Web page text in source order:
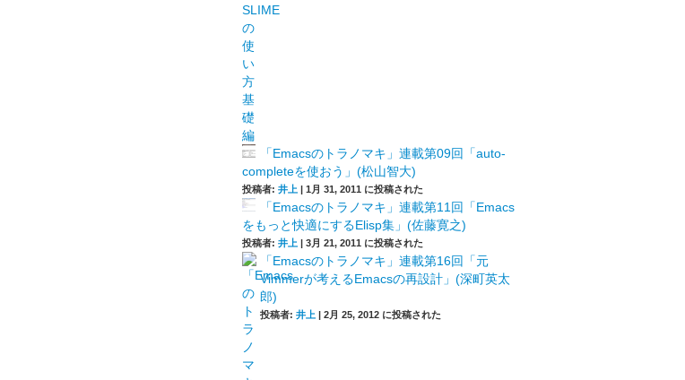
「Emacsのトラノマキ」連載第09回「auto-
completeを使おう」(松山智大)
投稿者:井上 |1月 31, 2011 に投稿された
「Emacsのトラノマキ」連載第11回「Emacs
をもっと快適にするElisp集」(佐藤寛之)
投稿者:井上 |3月 21, 2011 に投稿された
「Emacsのトラノマキ」連載第16回「元
Vimmerが考えるEmacsの再設計」(深町英太
郎)
投稿者:井上 |2月 25, 2012 に投稿された